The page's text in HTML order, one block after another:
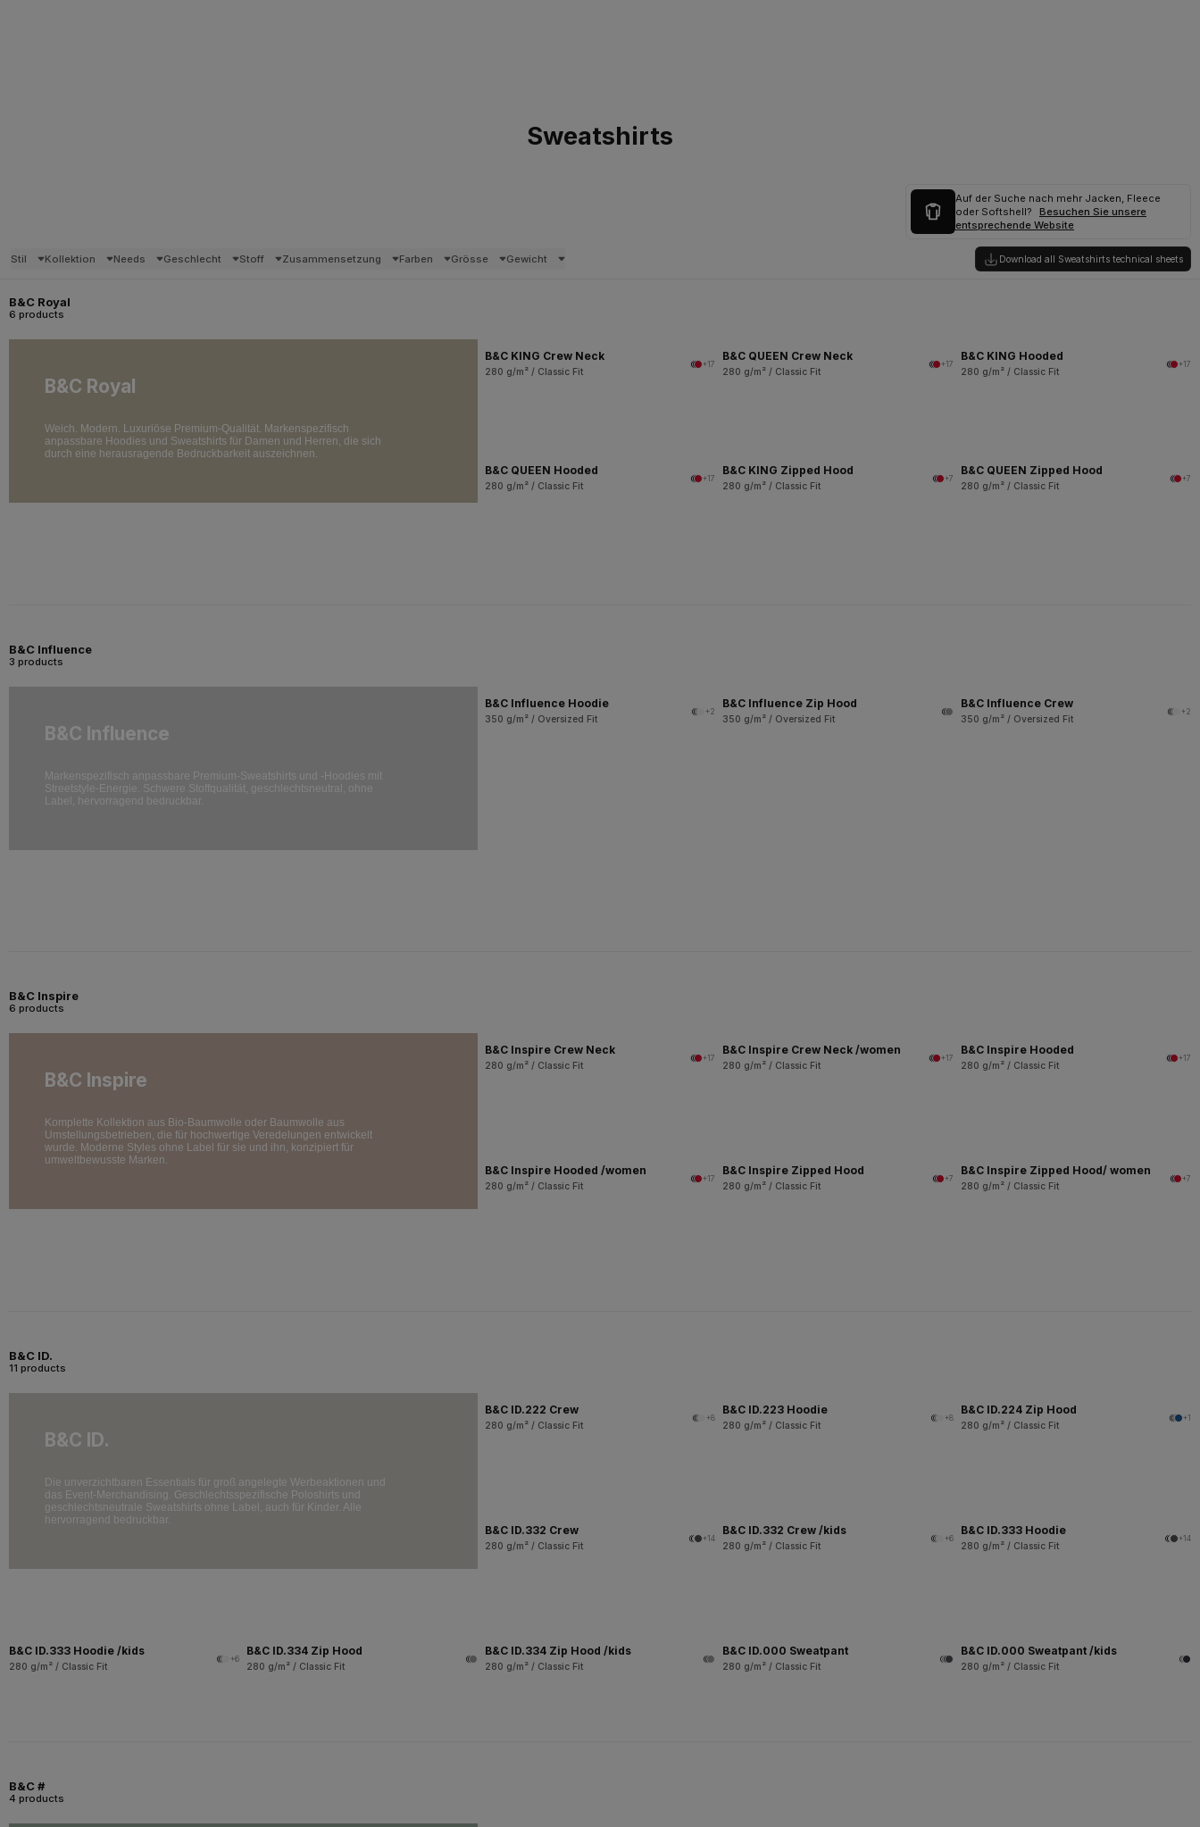
Sweatshirts
Auf der Suche nach mehr Jacken, Fleece
oder Softshell?
Besuchen Sie unsere
entsprechende Website
Stil Kollektion Needs Geschlecht Stoff Zusammensetzung Farben Grösse Gewicht Download all Sweatshirts technical sheets
B&C Royal
6 products
B&C Royal
Weich. Modern. Luxuriöse Premium-Qualität. Markenspezifisch
anpassbare Hoodies und Sweatshirts für Damen und Herren, die sich
durch eine herausragende Bedruckbarkeit auszeichnen.
B&C KING Crew Neck
280 g/m² / Classic Fit
+17
B&C QUEEN Crew Neck
280 g/m² / Classic Fit
+17
B&C KING Hooded
280 g/m² / Classic Fit
+17
B&C QUEEN Hooded
280 g/m² / Classic Fit
+17
B&C KING Zipped Hood
280 g/m² / Classic Fit
+7
B&C QUEEN Zipped Hood
280 g/m² / Classic Fit
+7
B&C Influence
3 products
B&C Influence
Markenspezifisch anpassbare Premium-Sweatshirts und -Hoodies mit
Streetstyle-Energie. Schwere Stoffqualität, geschlechtsneutral, ohne
Label, hervorragend bedruckbar.
B&C Influence Hoodie
350 g/m² / Oversized Fit
+2
B&C Influence Zip Hood
350 g/m² / Oversized Fit
B&C Influence Crew
350 g/m² / Oversized Fit
+2
B&C Inspire
6 products
B&C Inspire
Komplette Kollektion aus Bio-Baumwolle oder Baumwolle aus
Umstellungsbetrieben, die für hochwertige Veredelungen entwickelt
wurde. Moderne Styles ohne Label für sie und ihn, konzipiert für
umweltbewusste Marken.
B&C Inspire Crew Neck
280 g/m² / Classic Fit
+17
B&C Inspire Crew Neck /women
280 g/m² / Classic Fit
+17
B&C Inspire Hooded
280 g/m² / Classic Fit
+17
B&C Inspire Hooded /women
280 g/m² / Classic Fit
+17
B&C Inspire Zipped Hood
280 g/m² / Classic Fit
+7
B&C Inspire Zipped Hood/ women
280 g/m² / Classic Fit
+7
B&C ID.
11 products
B&C ID.
Die unverzichtbaren Essentials für groß angelegte Werbeaktionen und
das Event-Merchandising. Geschlechtsspezifische Poloshirts und
geschlechtsneutrale Sweatshirts ohne Label, auch für Kinder. Alle
hervorragend bedruckbar.
B&C ID.222 Crew
280 g/m² / Classic Fit
+8
B&C ID.223 Hoodie
280 g/m² / Classic Fit
+8
B&C ID.224 Zip Hood
280 g/m² / Classic Fit
+1
B&C ID.332 Crew
280 g/m² / Classic Fit
+14
B&C ID.332 Crew /kids
280 g/m² / Classic Fit
+6
B&C ID.333 Hoodie
280 g/m² / Classic Fit
+14
B&C ID.333 Hoodie /kids
280 g/m² / Classic Fit
+6
B&C ID.334 Zip Hood
280 g/m² / Classic Fit
B&C ID.334 Zip Hood /kids
280 g/m² / Classic Fit
B&C ID.000 Sweatpant
280 g/m² / Classic Fit
B&C ID.000 Sweatpant /kids
280 g/m² / Classic Fit
B&C #
4 products